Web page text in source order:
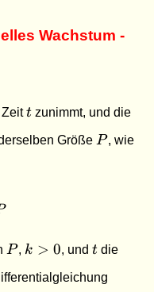
Wachstum -
Zeitt
t zunimmt, und die
Größe P
P , wie
= kP
P
P, k
0
k > 0, undt
t die